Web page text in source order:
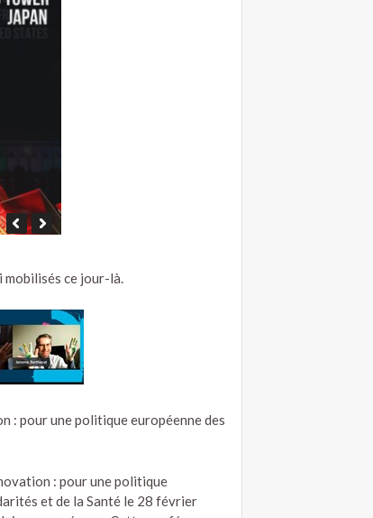
mobilisés ce jour-là.
: pour une politique européenne des
: pour une politique
et de la Santé le 28 février